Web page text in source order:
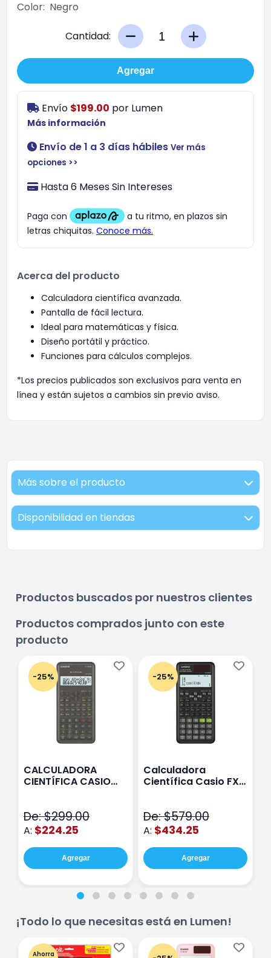
Color: Negro
Cantidad:
Agregar
Envío $199.00 por Lumen
Más información
Envío de 1 a 3 días hábiles Ver más
opciones >>
Hasta 6 Meses Sin Intereses
Acerca del producto
Calculadora científica avanzada.
Pantalla de fácil lectura.
Ideal para matemáticas y física.
Diseño portátil y práctico.
Funciones para cálculos complejos.
*Los precios publicados son exclusivos para venta en
línea y están sujetos a cambios sin previo aviso.
Más sobre el producto
Disponibilidad en tiendas
Productos buscados por nuestros clientes
Productos comprados junto con este
producto
-25%
CALCULADORA
CIENTÍFICA CASIO
De: $299.00
A: $224.25
Agregar
-25%
Calculadora
Científica Casio FX-
De: $579.00
A: $434.25
Agregar
¡Todo lo que necesitas está en Lumen!
Ahorra